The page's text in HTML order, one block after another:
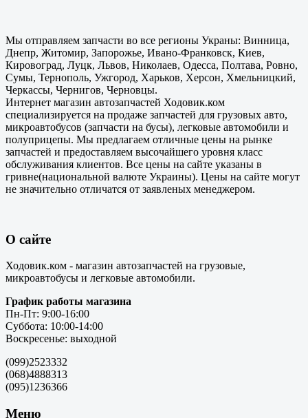
Мы отправляем запчасти во все регионы Украны: Винница,
Днепр, Житомир, Запорожье, Ивано-Франковск, Киев,
Кировоград, Луцк, Львов, Николаев, Одесса, Полтава, Ровно,
Сумы, Тернополь, Ужгород, Харьков, Херсон, Хмельницкий,
Черкассы, Чернигов, Черновцы.
Интернет магазин автозапчастей Ходовик.ком
специализируется на продаже запчастей для грузовых авто,
микроавтобусов (запчасти на бусы), легковые автомобили и
полуприцепы. Мы предлагаем отличные цены на рынке
запчастей и предоставляем высочайшего уровня класс
обслуживания клиентов. Все цены на сайте указаны в
гривне(национальной валюте Украины). Цены на сайте могут
не значительно отличатся от заявленых менеджером.
О сайте
Ходовик.ком - магазин автозапчастей на грузовые,
микроавтобусы и легковые автомобили.
График работы магазина
Пн-Пт: 9:00-16:00
Суббота: 10:00-14:00
Воскресенье: выходной
(099)2523332
(068)4888313
(095)1236366
Меню